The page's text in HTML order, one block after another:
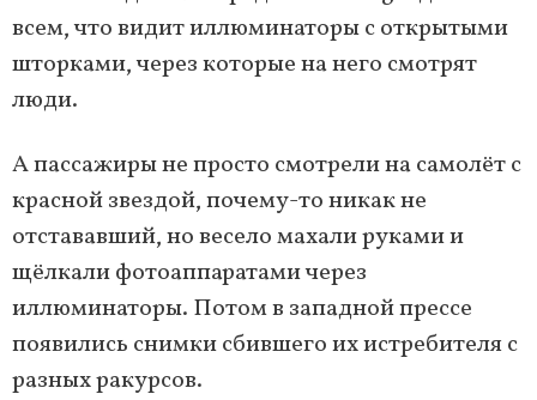
всем, что видит иллюминаторы с открытыми
шторками, через которые на него смотрят
люди.
А пассажиры не просто смотрели на самолёт с
красной звездой, почему-то никак не
отстававший, но весело махали руками и
щёлкали фотоаппаратами через
иллюминаторы. Потом в западной прессе
появились снимки сбившего их истребителя с
разных ракурсов.